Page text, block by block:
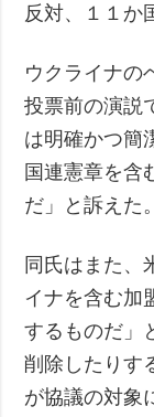
反対、１１か
ウクライナの
投票前の演説
は明確かつ簡
国連憲章を含
だ」と訴えた。
同氏はまた、
イナを含む加
するものだ」
削除したりす
が協議の対象